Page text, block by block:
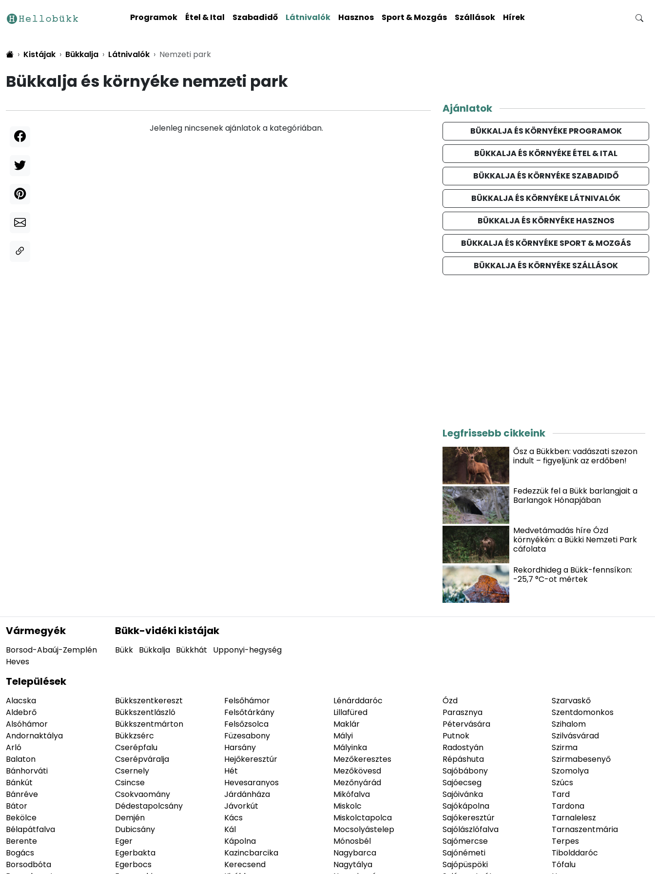
Programok Étel & Ital Szabadidő Látnivalók Hasznos Sport & Mozgás Szállások Hírek
Kistájak Bükkalja Látnivalók Nemzeti park
Bükkalja és környéke nemzeti park
Jelenleg nincsenek ajánlatok a kategóriában.
Ajánlatok
BÜKKALJA ÉS KÖRNYÉKE PROGRAMOK
BÜKKALJA ÉS KÖRNYÉKE ÉTEL & ITAL
BÜKKALJA ÉS KÖRNYÉKE SZABADIDŐ
BÜKKALJA ÉS KÖRNYÉKE LÁTNIVALÓK
BÜKKALJA ÉS KÖRNYÉKE HASZNOS
BÜKKALJA ÉS KÖRNYÉKE SPORT & MOZGÁS
BÜKKALJA ÉS KÖRNYÉKE SZÁLLÁSOK
Legfrissebb cikkeink
Ősz a Bükkben: vadászati szezon
indult – figyeljünk az erdőben!
Fedezzük fel a Bükk barlangjait a
Barlangok Hónapjában
Medvetámadás híre Ózd
környékén: a Bükki Nemzeti Park
cáfolata
Rekordhideg a Bükk-fennsíkon:
-25,7 °C-ot mértek
Vármegyék
Borsod-Abaúj-Zemplén
Heves
Bükk-vidéki kistájak
Bükk Bükkalja Bükkhát Upponyi-hegység
Települések
Alacska
Aldebrő
Alsóhámor
Andornaktálya
Arló
Balaton
Bánhorváti
Bánkút
Bánréve
Bátor
Bekölce
Bélapátfalva
Berente
Bogács
Borsodbóta
Bükkszentkereszt
Bükkszentlászló
Bükkszentmárton
Bükkzsérc
Cserépfalu
Cserépváralja
Csernely
Csincse
Csokvaomány
Dédestapolcsány
Demjén
Dubicsány
Eger
Egerbakta
Egerbocs
Felsőhámor
Felsőtárkány
Felsőzsolca
Füzesabony
Harsány
Hejőkeresztúr
Hét
Hevesaranyos
Járdánháza
Jávorkút
Kács
Kál
Kápolna
Kazincbarcika
Kerecsend
Lénárddaróc
Lillafüred
Maklár
Mályi
Mályinka
Mezőkeresztes
Mezőkövesd
Mezőnyárád
Mikófalva
Miskolc
Miskolctapolca
Mocsolyástelep
Mónosbél
Nagybarca
Nagytálya
Ózd
Parasznya
Pétervására
Putnok
Radostyán
Répáshuta
Sajóbábony
Sajóecseg
Sajóivánka
Sajókápolna
Sajókeresztúr
Sajólászlófalva
Sajómercse
Sajónémeti
Sajópüspöki
Szarvaskő
Szentdomonkos
Szihalom
Szilvásvárad
Szirma
Szirmabesenyő
Szomolya
Szúcs
Tard
Tardona
Tarnalelesz
Tarnaszentmária
Terpes
Tibolddaróc
Tófalu